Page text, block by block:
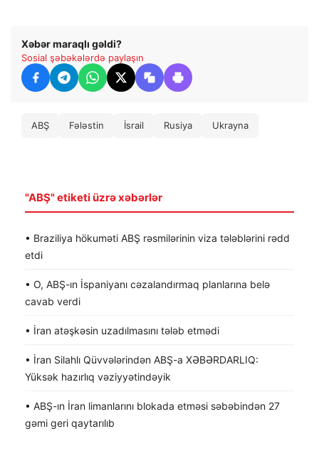
Xəbər maraqlı gəldi?
Sosial şəbəkələrdə paylaşın
ABŞ Fələstin İsrail Rusiya Ukrayna
"ABŞ" etiketi üzrə xəbərlər
• Braziliya hökuməti ABŞ rəsmilərinin viza tələblərini rədd
etdi
• O, ABŞ-ın İspaniyanı cəzalandırmaq planlarına belə
cavab verdi
• İran atəşkəsin uzadılmasını tələb etmədi
• İran Silahlı Qüvvələrindən ABŞ-a XƏBƏRDARLIQ:
Yüksək hazırlıq vəziyyətindəyik
• ABŞ-ın İran limanlarını blokada etməsi səbəbindən 27
gəmi geri qaytarılıb